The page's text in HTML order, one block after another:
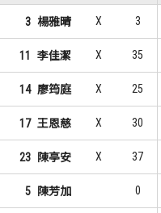
1 廖子誼
2 張文瀞
3
1 劉赫媞
2 廖子誼
3
3 楊雅晴 X 3
11 李佳潔 X 35
14 廖筠庭 X 25
17 王恩慈 X 30
23 陳亭安 X 37
5 陳芳加 0